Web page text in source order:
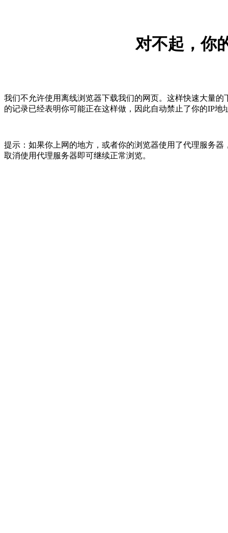
对不起，你
我们不允许使用离线浏览器下载我们的网页。这样快速大量
的记录已经表明你可能正在这样做，因此自动禁止了你的IP
提示：如果你上网的地方，或者你的浏览器使用了代理服务
取消使用代理服务器即可继续正常浏览。